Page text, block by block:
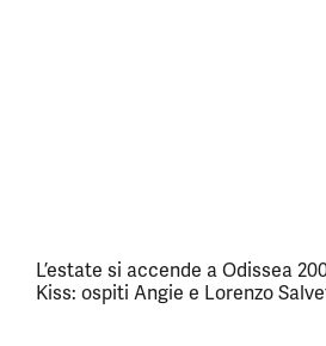
L’estate si accende a Odissea
Kiss: ospiti Angie e Lorenzo